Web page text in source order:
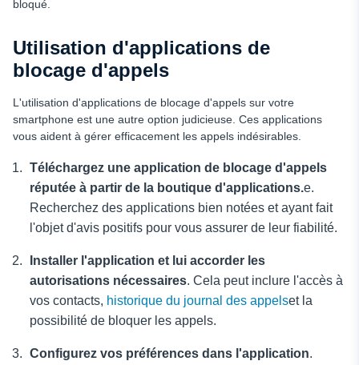
bloqué.
Utilisation d'applications de
blocage d'appels
L'utilisation d'applications de blocage d'appels sur votre
smartphone est une autre option judicieuse. Ces applications
vous aident à gérer efficacement les appels indésirables.
Téléchargez une application de blocage d'appels
réputée à partir de la boutique d'applications.e.
Recherchez des applications bien notées et ayant fait
l'objet d'avis positifs pour vous assurer de leur fiabilité.
Installer l'application et lui accorder les
autorisations nécessaires. Cela peut inclure l'accès à
vos contacts, historique du journal des appelset la
possibilité de bloquer les appels.
Configurez vos préférences dans l'application.